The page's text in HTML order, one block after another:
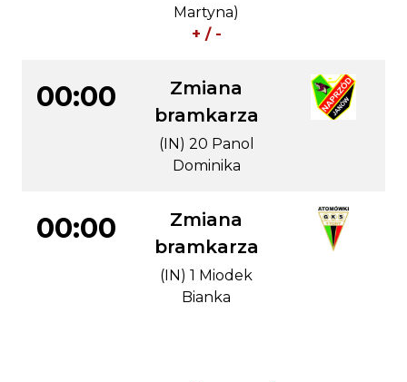
Martyna)
+ / -
00:00
Zmiana
bramkarza
(IN) 20 Panol
Dominika
00:00
Zmiana
bramkarza
(IN) 1 Miodek
Bianka